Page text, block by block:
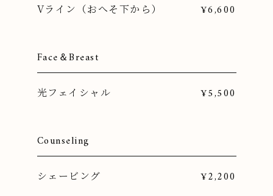
Vライン（おへそ下から） ¥6,600
Face＆Breast
光フェイシャル ¥5,500
Counseling
シェービング ¥2,200